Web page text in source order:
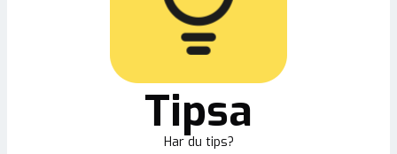
Tipsa
Har du tips?